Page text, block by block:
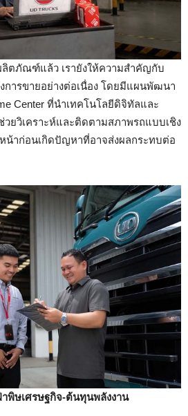
ตภัณฑ์แล้ว เรายังให้ความสำคัญกับ
การขายอย่างต่อเนื่อง โดยมีแผนพัฒนา
Center ที่นำเทคโนโลยีดิจิทัลและ
วยวิเคราะห์และติดตามสภาพรถแบบเชิง
น้าก่อนเกิดปัญหาที่อาจส่งผลกระทบต่อ
พิษเศรษฐกิจ-ต้นทุนพลังงาน